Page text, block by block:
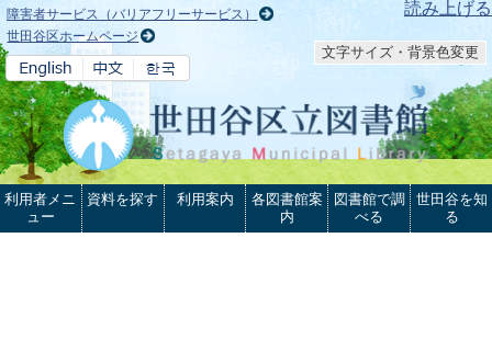
本文へ 読み上げる
障害者サービス（バリアフリーサービス）
世田谷区ホームページ
文字サイズ・背景色変更
利用者メニ
ュー
資料を探す 利用案内
各図書館案
内
図書館で調
べる
世田谷を知
る